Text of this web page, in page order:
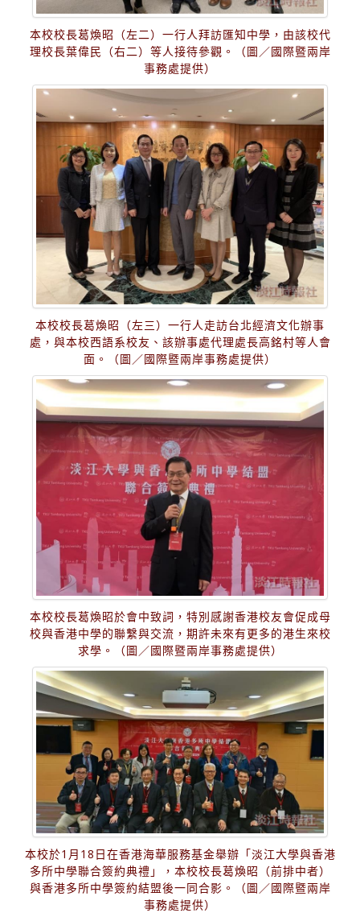
本校校長葛煥昭（左二）一行人拜訪匯知中學，由該校代
理校長葉偉民（右二）等人接待參觀。（圖／國際暨兩岸
事務處提供）
本校校長葛煥昭（左三）一行人走訪台北經濟文化辦事
處，與本校西語系校友、該辦事處代理處長高銘村等人會
面。（圖／國際暨兩岸事務處提供）
本校校長葛煥昭於會中致詞，特別感謝香港校友會促成母
校與香港中學的聯繫與交流，期許未來有更多的港生來校
求學。（圖／國際暨兩岸事務處提供）
本校於1月18日在香港海華服務基金舉辦「淡江大學與香港
多所中學聯合簽約典禮」，本校校長葛煥昭（前排中者）
與香港多所中學簽約結盟後一同合影。（圖／國際暨兩岸
事務處提供）